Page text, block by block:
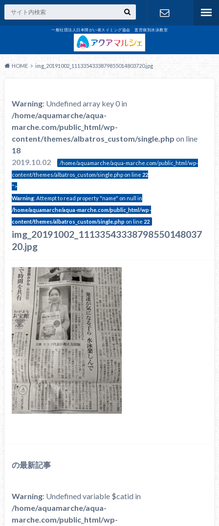
一般社団法人日本障がい者スイミング協会 直営個別水泳教室
HOME img_20191002_1113354333879855014803720.jpg
Warning: Undefined array key 0 in
/home/aquamarche/aqua-
marche.com/public_html/wp-
content/themes/albatros_custom/single.php on line
18
2019.10.02
/home/aquamarche/aqua-marche.com/public_html/wp-
content/themes/albatros_custom/single.php on line 22
">
Warning: Attempt to read property "name" on null in
/home/aquamarche/aqua-marche.com/public_html/wp-
content/themes/albatros_custom/single.php on line 22
img_20191002_11133543338798550148037
20.jpg
の最新記事
Warning: Undefined variable $catid in
/home/aquamarche/aqua-
marche.com/public_html/wp-